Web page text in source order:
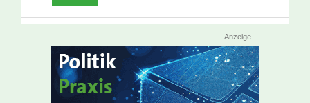
Anzeige